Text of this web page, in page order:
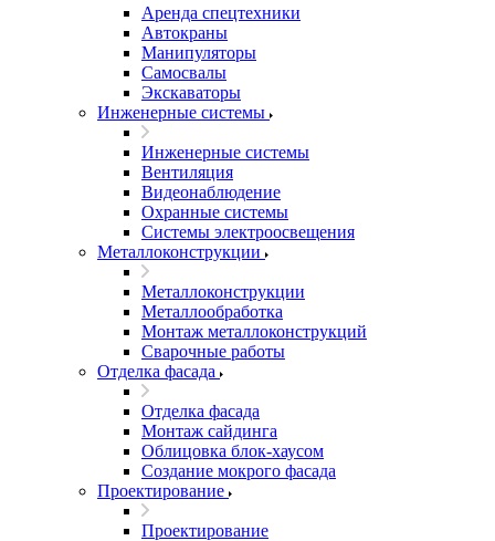
Аренда спецтехники
Автокраны
Манипуляторы
Самосвалы
Экскаваторы
Инженерные системы
Инженерные системы
Вентиляция
Видеонаблюдение
Охранные системы
Системы электроосвещения
Металлоконструкции
Металлоконструкции
Металлообработка
Монтаж металлоконструкций
Сварочные работы
Отделка фасада
Отделка фасада
Монтаж сайдинга
Облицовка блок-хаусом
Создание мокрого фасада
Проектирование
Проектирование